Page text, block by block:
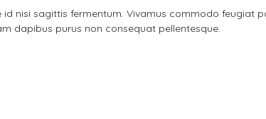
id nisi sagittis fermentum. Vivamus commodo feugiat
dapibus purus non consequat pellentesque.